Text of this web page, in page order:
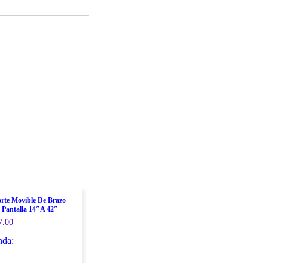
Movible De Brazo
Pantalla 14″A 42″